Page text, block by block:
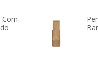
Comcom a
é